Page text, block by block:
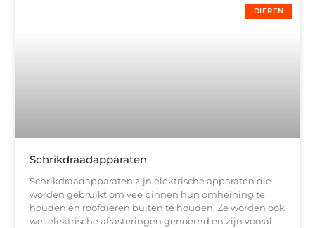
DIEREN
Schrikdraadapparaten
Schrikdraadapparaten zijn elektrische apparaten die
worden gebruikt om vee binnen hun omheining te
houden en roofdieren buiten te houden. Ze worden ook
wel elektrische afrasteringen genoemd en zijn vooral